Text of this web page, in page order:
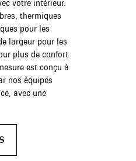
votre intérieur.
thermiques
pour les
largeur pour les
plus de confort
est conçu à
nos équipes
avec une